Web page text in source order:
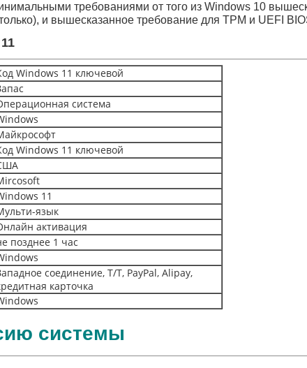
требованиями от того из Windows 10
и вышесказанное требование для TPM и UEFI
Windows 11 ключевой
система
Windows 11 ключевой
11
язык
активация
позднее 1 час
соединение, T/T, PayPal, Alipay,
карточка
системы